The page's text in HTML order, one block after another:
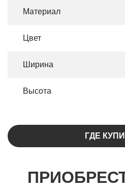
Материал
Цвет
Ширина
Высота
ГДЕ